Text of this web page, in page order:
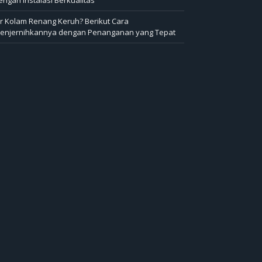
Kolam Renang Keruh? Berikut Cara
dengan Penanganan yang Tepat